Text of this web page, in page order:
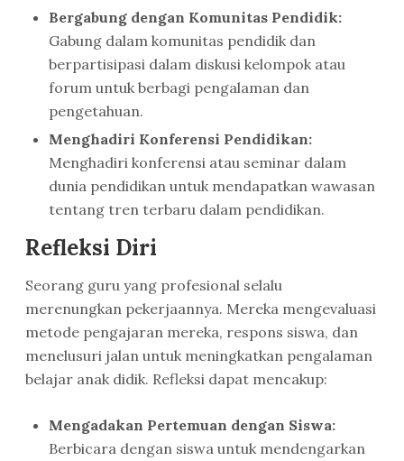
Bergabung dengan Komunitas Pendidik:
Gabung dalam komunitas pendidik dan
berpartisipasi dalam diskusi kelompok atau
forum untuk berbagi pengalaman dan
pengetahuan.
Menghadiri Konferensi Pendidikan:
Menghadiri konferensi atau seminar dalam
dunia pendidikan untuk mendapatkan wawasan
tentang tren terbaru dalam pendidikan.
Refleksi Diri
Seorang guru yang profesional selalu
merenungkan pekerjaannya. Mereka mengevaluasi
metode pengajaran mereka, respons siswa, dan
menelusuri jalan untuk meningkatkan pengalaman
belajar anak didik. Refleksi dapat mencakup:
Mengadakan Pertemuan dengan Siswa:
Berbicara dengan siswa untuk mendengarkan